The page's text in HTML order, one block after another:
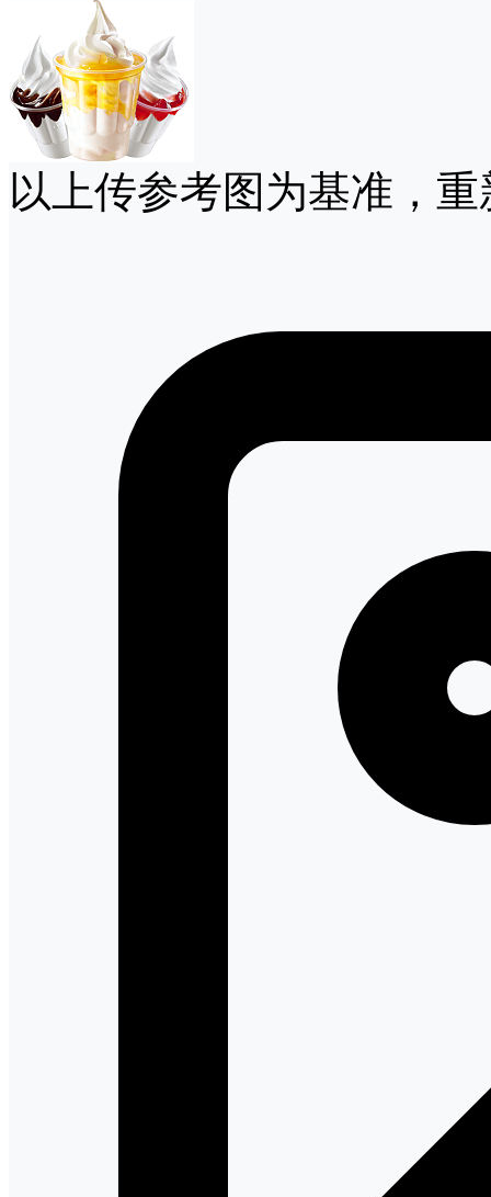
以上传参考图为基准，